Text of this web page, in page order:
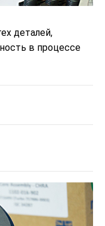
деталей,
в процессе